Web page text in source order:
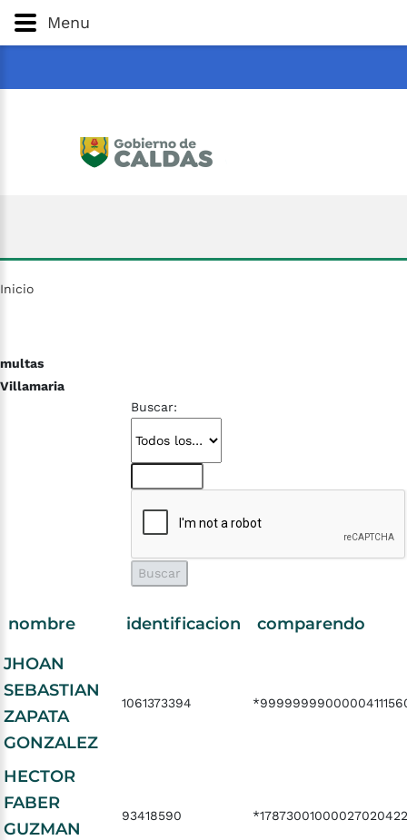
Gobernación
Menu
Inicio
multas
Villamaria
Buscar:
nombre identificacion
comparendo
JHOAN
SEBASTIAN
ZAPATA
GONZALEZ
1061373394
HECTOR
FABER
GUZMAN
93418590 *17873001000027020422